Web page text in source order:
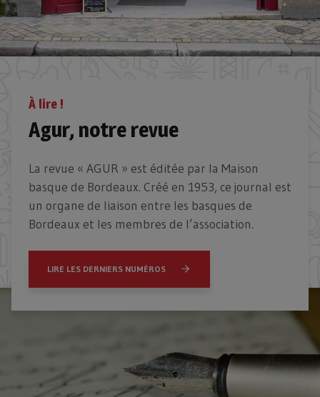
À lire !
Agur, notre revue
La revue « AGUR » est éditée par la Maison
basque de Bordeaux. Créé en 1953, ce journal est
un organe de liaison entre les basques de
Bordeaux et les membres de l’association.
LIRE LES DERNIERS NUMÉROS